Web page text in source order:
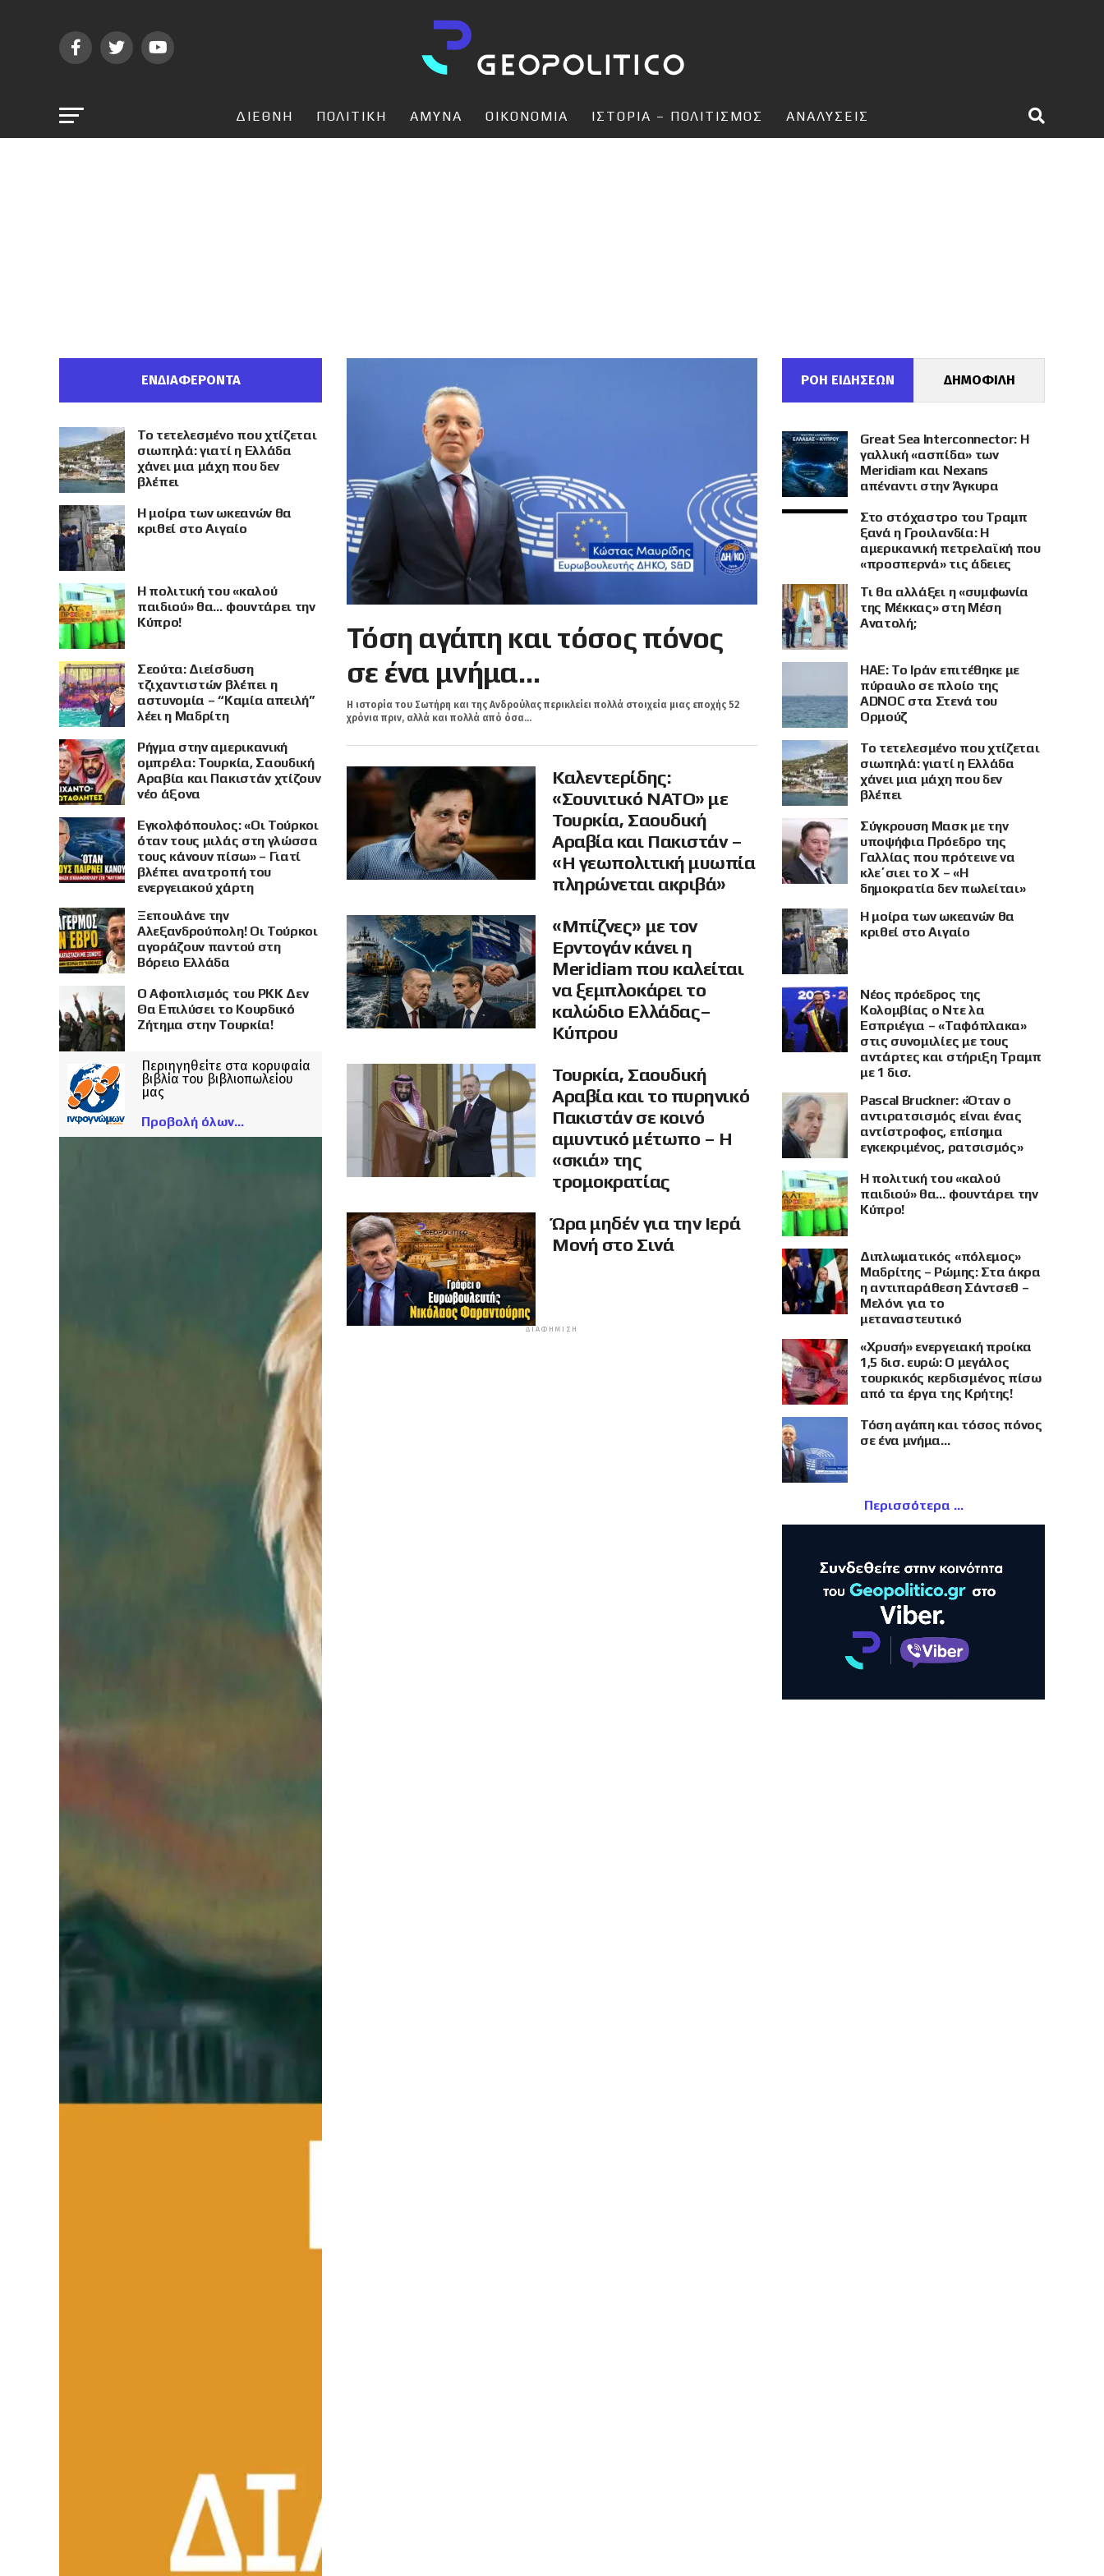
ΔΙΕΘΝΗ ΠΟΛΙΤΙΚΗ ΑΜΥΝΑ ΟΙΚΟΝΟΜΙΑ ΙΣΤΟΡΙΑ – ΠΟΛΙΤΙΣΜΟΣ ΑΝΑΛΥΣΕΙΣ
Τόση αγάπη και τόσος πόνος
σε ένα μνήμα…
Η ιστορία του Σωτήρη και της Ανδρούλας περικλείει πολλά στοιχεία μιας εποχής 52
χρόνια πριν, αλλά και πολλά από όσα...
Καλεντερίδης:
«Σουνιτικό ΝΑΤΟ» με
Τουρκία, Σαουδική
Αραβία και Πακιστάν –
«Η γεωπολιτική μυωπία
πληρώνεται ακριβά»
«Μπίζνες» με τον
Ερντογάν κάνει η
Meridiam που καλείται
να ξεμπλοκάρει το
καλώδιο Ελλάδας–
Κύπρου
Τουρκία, Σαουδική
Αραβία και το πυρηνικό
Πακιστάν σε κοινό
αμυντικό μέτωπο – Η
«σκιά» της
τρομοκρατίας
Ώρα μηδέν για την Ιερά
Μονή στο Σινά
ΔΙΑΦΉΜΙΣΗ
ΕΝΔΙΑΦΕΡΟΝΤΑ
Το τετελεσμένο που χτίζεται
σιωπηλά: γιατί η Ελλάδα
χάνει μια μάχη που δεν
βλέπει
Η μοίρα των ωκεανών θα
κριθεί στο Αιγαίο
Η πολιτική του «καλού
παιδιού» θα… φουντάρει την
Κύπρο!
Σεούτα: Διείσδυση
τζιχαντιστών βλέπει η
αστυνομία – “Καμία απειλή”
λέει η Μαδρίτη
Ρήγμα στην αμερικανική
ομπρέλα: Τουρκία, Σαουδική
Αραβία και Πακιστάν χτίζουν
νέο άξονα
Εγκολφόπουλος: «Οι Τούρκοι
όταν τους μιλάς στη γλώσσα
τους κάνουν πίσω» – Γιατί
βλέπει ανατροπή του
ενεργειακού χάρτη
Ξεπουλάνε την
Αλεξανδρούπολη! Οι Τούρκοι
αγοράζουν παντού στη
Βόρειο Ελλάδα
Ο Αφοπλισμός του PKK Δεν
Θα Επιλύσει το Κουρδικό
Ζήτημα στην Τουρκία!
Περιηγηθείτε στα κορυφαία
βιβλία του βιβλιοπωλείου
μας
Προβολή όλων
ΡΟΗ ΕΙΔΗΣΕΩΝ ΔΗΜΟΦΙΛΗ
Great Sea Interconnector: Η
γαλλική «ασπίδα» των
Meridiam και Nexans
απέναντι στην Άγκυρα
Στο στόχαστρο του Τραμπ
ξανά η Γροιλανδία: Η
αμερικανική πετρελαϊκή που
«προσπερνά» τις άδειες
Τι θα αλλάξει η «συμφωνία
της Μέκκας» στη Μέση
Ανατολή;
ΗΑΕ: Το Ιράν επιτέθηκε με
πύραυλο σε πλοίο της
ADNOC στα Στενά του
Ορμούζ
Το τετελεσμένο που χτίζεται
σιωπηλά: γιατί η Ελλάδα
χάνει μια μάχη που δεν
βλέπει
Σύγκρουση Μασκ με την
υποψήφια Πρόεδρο της
Γαλλίας που πρότεινε να
κλε΄σιει το X – «Η
δημοκρατία δεν πωλείται»
Η μοίρα των ωκεανών θα
κριθεί στο Αιγαίο
Νέος πρόεδρος της
Κολομβίας ο Ντε λα
Εσπριέγια – «Ταφόπλακα»
στις συνομιλίες με τους
αντάρτες και στήριξη Τραμπ
με 1 δισ.
Pascal Bruckner: «Όταν ο
αντιρατσισμός είναι ένας
αντίστροφος, επίσημα
εγκεκριμένος, ρατσισμός»
Η πολιτική του «καλού
παιδιού» θα… φουντάρει την
Κύπρο!
Διπλωματικός «πόλεμος»
Μαδρίτης – Ρώμης: Στα άκρα
η αντιπαράθεση Σάντσεθ –
Μελόνι για το
μεταναστευτικό
«Χρυσή» ενεργειακή προίκα
1,5 δισ. ευρώ: Ο μεγάλος
τουρκικός κερδισμένος πίσω
από τα έργα της Κρήτης!
Τόση αγάπη και τόσος πόνος
σε ένα μνήμα…
Περισσότερα